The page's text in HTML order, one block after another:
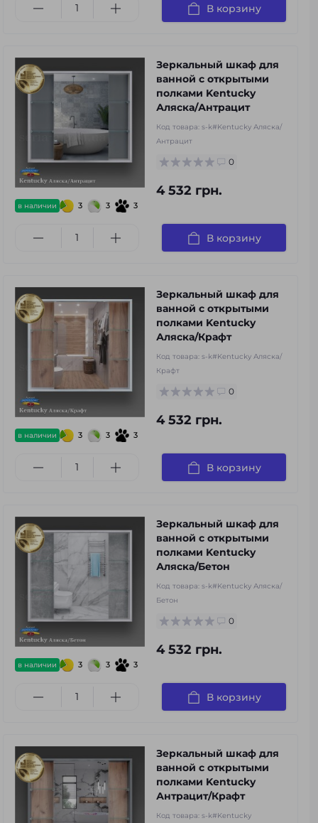
В корзину
в наличии 3 3 3
Зеркальный шкаф для
ванной с открытыми
полками Kentucky
Аляска/Антрацит
Код товара: s-k#Kentucky Аляска/
Антрацит
0
4 532 грн.
В корзину
в наличии 3 3 3
Зеркальный шкаф для
ванной с открытыми
полками Kentucky
Аляска/Крафт
Код товара: s-k#Kentucky Аляска/
Крафт
0
4 532 грн.
В корзину
в наличии 3 3 3
Зеркальный шкаф для
ванной с открытыми
полками Kentucky
Аляска/Бетон
Код товара: s-k#Kentucky Аляска/
Бетон
0
4 532 грн.
В корзину
Зеркальный шкаф для
ванной с открытыми
полками Kentucky
Антрацит/Крафт
Код товара: s-k#Kentucky